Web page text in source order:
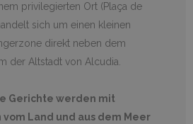
privilegierten Ort (Plaça de
sich um einen kleinen
direkt neben dem
der Altstadt von Alcudia.
Gerichte werden mit
Land und aus dem Meer